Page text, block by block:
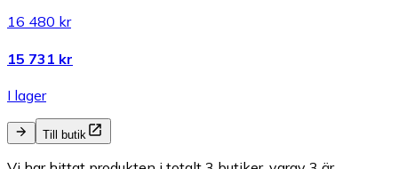
16 480 kr
15 731 kr
I lager
Till butik